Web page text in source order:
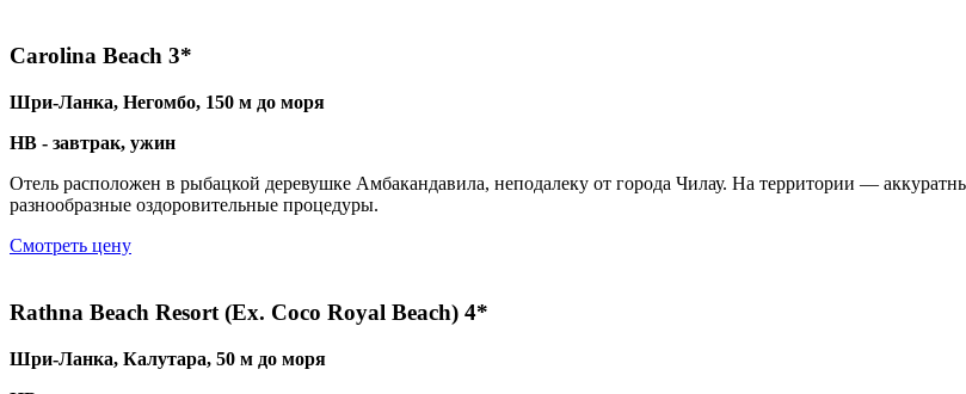
Carolina Beach 3*
Шри-Ланка, Негомбо, 150 м до моря
HB - завтрак, ужин
Отель расположен в рыбацкой деревушке Амбакандавила, неподалеку от города Чилау. На территории —
разнообразные оздоровительные процедуры.
Смотреть цену
Rathna Beach Resort (Ex. Coco Royal Beach) 4*
Шри-Ланка, Калутара, 50 м до моря